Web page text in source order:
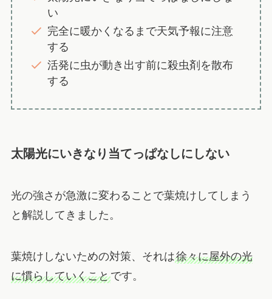
い
完全に暖かくなるまで天気予報に注意
する
活発に虫が動き出す前に殺虫剤を散布
する
太陽光にいきなり当てっぱなしにしない
光の強さが急激に変わることで葉焼けしてしまう
と解説してきました。
葉焼けしないための対策、それは徐々に屋外の光
に慣らしていくことです。